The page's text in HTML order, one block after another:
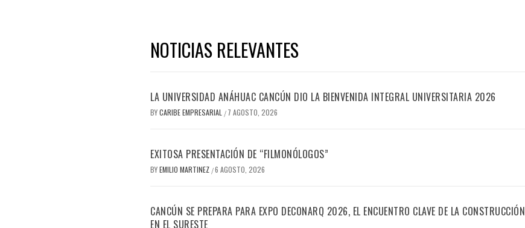
NOTICIAS RELEVANTES
LA UNIVERSIDAD ANÁHUAC CANCÚN DIO LA BIENVENIDA INTEGRAL UNIVERSITARIA 2026
BYCARIBE EMPRESARIAL / 7 AGOSTO, 2026
EXITOSA PRESENTACIÓN DE “FILMONÓLOGOS”
BYEMILIO MARTINEZ /6 AGOSTO, 2026
CANCÚN SE PREPARA PARA EXPO DECONARQ 2026, EL ENCUENTRO CLAVE DE LA CONSTRUCCIÓN
EN EL SURESTE